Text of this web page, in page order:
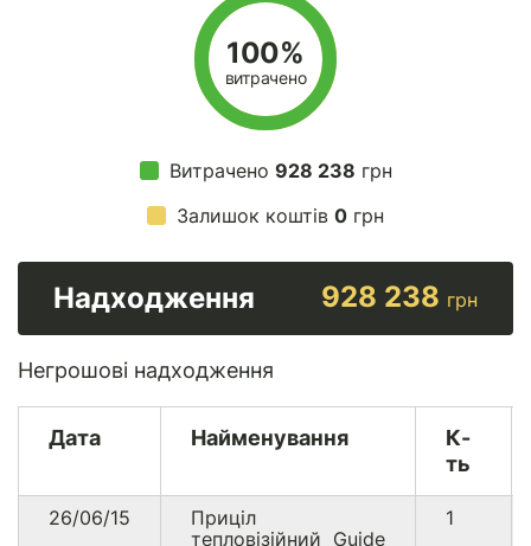
100%
витрачено
Витрачено 928 238 грн
Залишок коштів 0 грн
Надходження 928 238 грн
Негрошові надходження
Дата Найменування
К-
ть
26/06/15
Приціл
тепловізійний Guide
1